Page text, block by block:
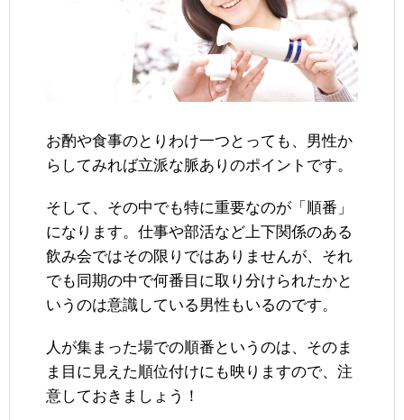
お酌や食事のとりわけ一つとっても、男性か
らしてみれば立派な脈ありのポイントです。
そして、その中でも特に重要なのが「順番」
になります。仕事や部活など上下関係のある
飲み会ではその限りではありませんが、それ
でも同期の中で何番目に取り分けられたかと
いうのは意識している男性もいるのです。
人が集まった場での順番というのは、そのま
ま目に見えた順位付けにも映りますので、注
意しておきましょう！